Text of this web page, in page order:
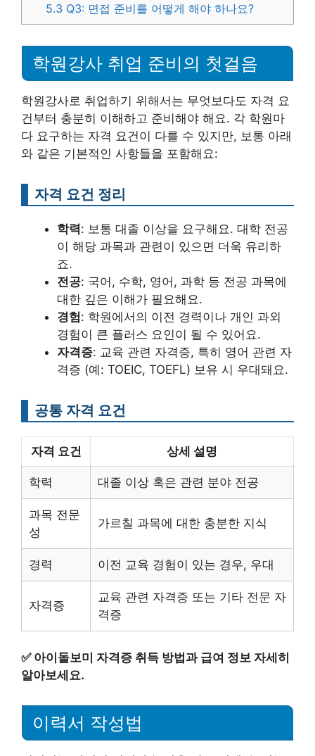
5.3 Q3: 면접 준비를 어떻게 해야 하나요?
학원강사 취업 준비의 첫걸음
학원강사로 취업하기 위해서는 무엇보다도 자격 요
건부터 충분히 이해하고 준비해야 해요. 각 학원마
다 요구하는 자격 요건이 다를 수 있지만, 보통 아래
와 같은 기본적인 사항들을 포함해요:
자격 요건 정리
학력: 보통 대졸 이상을 요구해요. 대학 전공
이 해당 과목과 관련이 있으면 더욱 유리하
죠.
전공: 국어, 수학, 영어, 과학 등 전공 과목에
대한 깊은 이해가 필요해요.
경험: 학원에서의 이전 경력이나 개인 과외
경험이 큰 플러스 요인이 될 수 있어요.
자격증: 교육 관련 자격증, 특히 영어 관련 자
격증 (예: TOEIC, TOEFL) 보유 시 우대돼요.
공통 자격 요건
자격 요건 상세 설명
학력 대졸 이상 혹은 관련 분야 전공
과목 전문
성
가르칠 과목에 대한 충분한 지식
경력 이전 교육 경험이 있는 경우, 우대
자격증
교육 관련 자격증 또는 기타 전문 자
격증
✅ 아이돌보미 자격증 취득 방법과 급여 정보 자세히
알아보세요.
이력서 작성법